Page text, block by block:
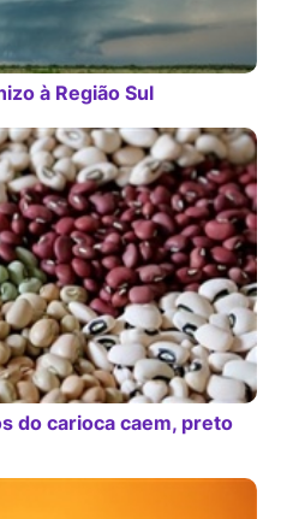
à Região Sul
do carioca caem, preto